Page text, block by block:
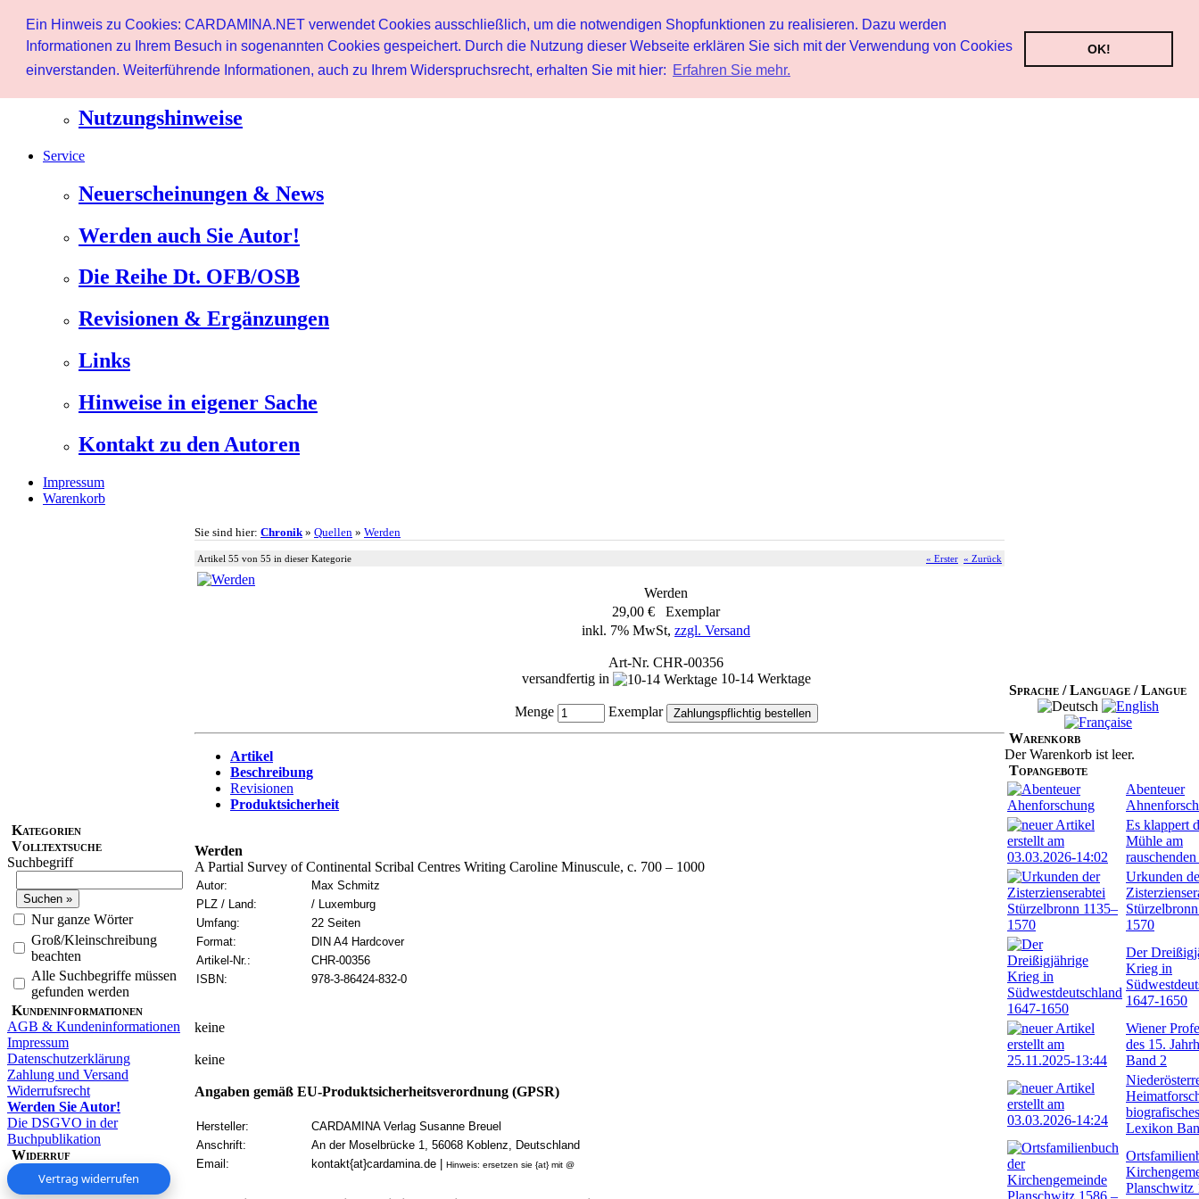
Ein Hinweis zu Cookies: CARDAMINA.NET verwendet Cookies ausschließlich, um die notwendigen Shopfunktionen zu realisieren. Dazu werden
Informationen zu Ihrem Besuch in sogenannten Cookies gespeichert. Durch die Nutzung dieser Webseite erklären Sie sich mit der Verwendung von Cookies
einverstanden. Weiterführende Informationen, auch zu Ihrem Widerspruchsrecht, erhalten Sie mit hier: Erfahren Sie mehr.
OK!
Start
Benutzer
Newsletter
Nutzungshinweise
Service
Neuerscheinungen & News
Werden auch Sie Autor!
Die Reihe Dt. OFB/OSB
Revisionen & Ergänzungen
Links
Hinweise in eigener Sache
Kontakt zu den Autoren
Impressum
Warenkorb
Kategorien
Volltextsuche
Suchbegriff
Nur ganze Wörter
Groß/Kleinschreibung
beachten
Alle Suchbegriffe müssen
gefunden werden
Kundeninformationen
AGB & Kundeninformationen
Impressum
Datenschutzerklärung
Zahlung und Versand
Widerrufsrecht
Werden Sie Autor!
Die DSGVO in der
Buchpublikation
Widerruf
Vertrag widerrufen
Sie sind hier: Chronik » Quellen » Werden
Artikel 55 von 55 in dieser Kategorie « Erster « Zurück
Werden
29,00 € Exemplar
inkl. 7% MwSt, zzgl. Versand
Art-Nr. CHR-00356
versandfertig in
10-14 Werktage
Menge Exemplar
Artikel
Beschreibung
Revisionen
Produktsicherheit
Werden
A Partial Survey of Continental Scribal Centres Writing Caroline Minuscule, c. 700 – 1000
Autor:
Max Schmitz
PLZ / Land:
/ Luxemburg
Umfang:
22 Seiten
Format:
DIN A4 Hardcover
Artikel-Nr.:
CHR-00356
ISBN:
978-3-86424-832-0
keine
keine
Angaben gemäß EU-Produktsicherheitsverordnung (GPSR)
Hersteller:
CARDAMINA Verlag Susanne Breuel
Anschrift:
An der Moselbrücke 1, 56068 Koblenz, Deutschland
Email:
kontakt{at}cardamina.de | Hinweis: ersetzen sie {at} mit @
Sprache / Language / Langue
Warenkorb
Der Warenkorb ist leer.
Topangebote
Abenteuer
Es klappert
Mühle am
Urkunden
1570
Der
Krieg in
1647-1650
Wiener
des 15.
Band 2
biografisches
Lexikon
Planschwitz